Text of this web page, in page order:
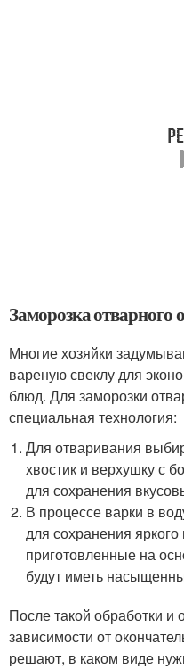
Заморозка отварного
Многие хозяйки
вареную свеклу для
блюд. Для заморозки
специальная технология:
Для отваривания
хвостик и верхушку с
для сохранения
В процессе варки в
для сохранения
приготовленные на
будут иметь
После такой обработки и
зависимости от
решают, в каком виде